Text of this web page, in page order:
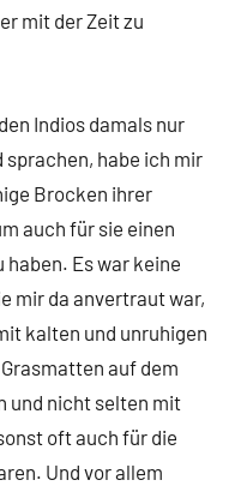
mit der Zeit zu
Indios damals nur
habe ich mir
Brocken ihrer
auch für sie einen
Es war keine
mir da anvertraut war,
kalten und unruhigen
auf dem
und nicht selten mit
oft auch für die
Und vor allem